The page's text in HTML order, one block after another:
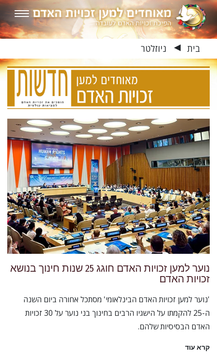
בית ▶ ניוזלטר
נוער למען זכויות האדם חוגג 25 שנות חינוך בנושא
זכויות האדם
'נוער למען זכויות האדם הבינלאומי' מסתכל אחורה ביום השנה
ה-25 להקמתו על הישגיו הרבים בחינוך בני נוער על 30 זכויות
האדם הבסיסיות שלהם.
קרא עוד